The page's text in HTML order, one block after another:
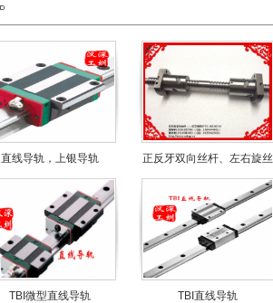
直线导轨，上银导轨 正反牙双向丝杆、左右旋丝
TBI微型直线导轨 TBI直线导轨